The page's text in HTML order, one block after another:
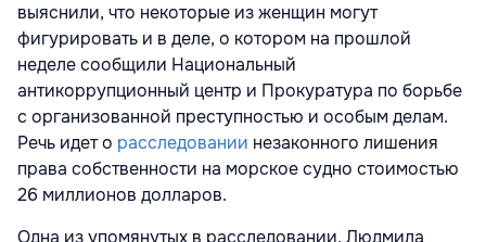
выяснили, что некоторые из женщин могут
фигурировать и в деле, о котором на прошлой
неделе сообщили Национальный
антикоррупционный центр и Прокуратура по борьбе
с организованной преступностью и особым делам.
Речь идет о расследовании незаконного лишения
права собственности на морское судно стоимостью
26 миллионов долларов.
Одна из упомянутых в расследовании, Людмила